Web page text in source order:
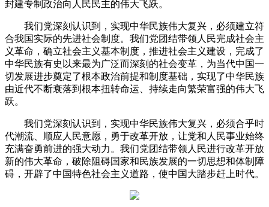
封建专制政治向人民民主的伟大飞跃。
我们党深刻认识到，实现中华民族伟大复兴，必须建立符
合我国实际的先进社会制度。我们党团结带领人民完成社会主
义革命，确立社会主义基本制度，推进社会主义建设，完成了
中华民族有史以来最为广泛而深刻的社会变革，为当代中国一
切发展进步奠定了根本政治前提和制度基础，实现了中华民族
由近代不断衰落到根本扭转命运、持续走向繁荣富强的伟大飞
跃。
我们党深刻认识到，实现中华民族伟大复兴，必须合乎时
代潮流、顺应人民意愿，勇于改革开放，让党和人民事业始终
充满奋勇前进的强大动力。我们党团结带领人民进行改革开放
新的伟大革命，破除阻碍国家和民族发展的一切思想和体制障
碍，开辟了中国特色社会主义道路，使中国大踏步赶上时代。